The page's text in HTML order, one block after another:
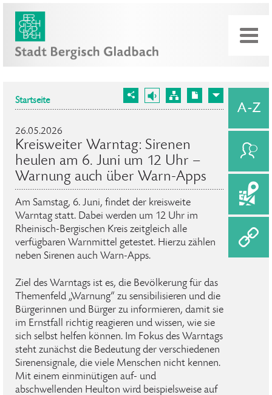
Startseite
26.05.2026
Kreisweiter Warntag: Sirenen
heulen am 6. Juni um 12 Uhr –
Warnung auch über Warn-Apps
Am Samstag, 6. Juni, findet der kreisweite
Warntag statt. Dabei werden um 12 Uhr im
Rheinisch-Bergischen Kreis zeitgleich alle
verfügbaren Warnmittel getestet. Hierzu zählen
neben Sirenen auch Warn-Apps.
Ziel des Warntags ist es, die Bevölkerung für das
Themenfeld „Warnung“ zu sensibilisieren und die
Bürgerinnen und Bürger zu informieren, damit sie
im Ernstfall richtig reagieren und wissen, wie sie
sich selbst helfen können. Im Fokus des Warntags
steht zunächst die Bedeutung der verschiedenen
Sirenensignale, die viele Menschen nicht kennen.
Mit einem einminütigen auf- und
abschwellenden Heulton wird beispielsweise auf